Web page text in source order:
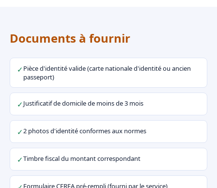
Documents à fournir
✓ Pièce d'identité valide (carte nationale d'identité ou ancien
passeport)
✓Justificatif de domicile de moins de 3 mois
✓2 photos d'identité conformes aux normes
✓Timbre fiscal du montant correspondant
Formulaire CERFA pré-rempli (fourni par le service)